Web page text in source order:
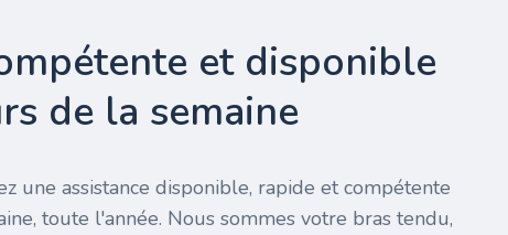
et disponible
de la semaine
une assistance disponible, rapide et compétente
toute l'année. Nous sommes votre bras tendu,